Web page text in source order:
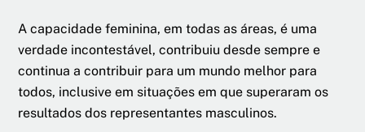
A capacidade feminina, em todas as áreas, é uma
verdade incontestável, contribuiu desde sempre e
continua a contribuir para um mundo melhor para
todos, inclusive em situações em que superaram os
resultados dos representantes masculinos.